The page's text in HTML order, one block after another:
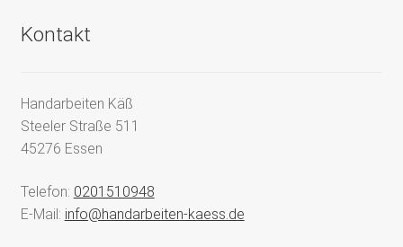
Kontakt
Handarbeiten Käß
Steeler Straße 511
45276 Essen
Telefon: 0201510948
E-Mail: info@handarbeiten-kaess.de